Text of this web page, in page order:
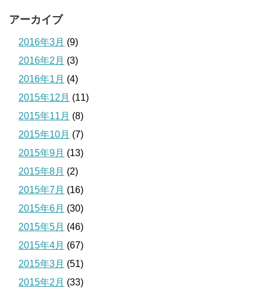
アーカイブ
2016年3月 (9)
2016年2月 (3)
2016年1月 (4)
2015年12月 (11)
2015年11月 (8)
2015年10月 (7)
2015年9月 (13)
2015年8月 (2)
2015年7月 (16)
2015年6月 (30)
2015年5月 (46)
2015年4月 (67)
2015年3月 (51)
2015年2月 (33)